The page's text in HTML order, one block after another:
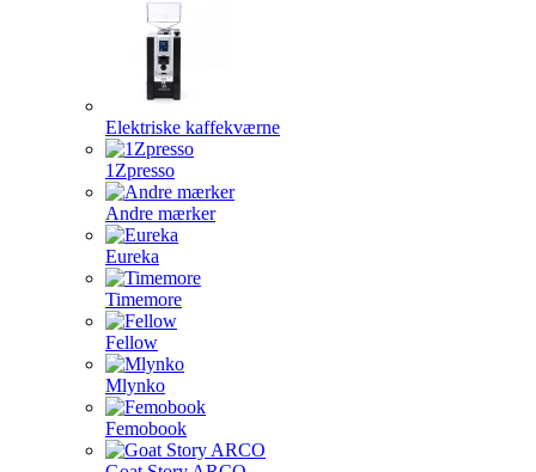
Elektriske kaffekværne
1Zpresso
Andre mærker
Eureka
Timemore
Fellow
Mlynko
Femobook